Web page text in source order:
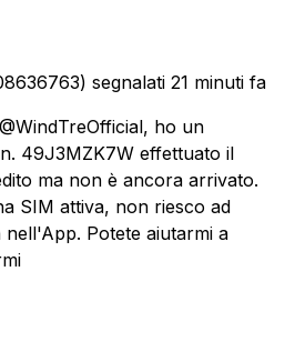
segnalati 21 minuti fa
ho un
49J3MZK7W effettuato il
ma non è ancora arrivato.
SIM attiva, non riesco ad
Potete aiutarmi a